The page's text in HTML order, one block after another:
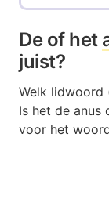
De of het
juist?
Welk lidwoord
Is het de anus
voor het